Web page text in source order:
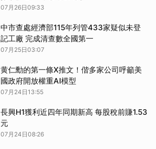
07月26日09:33
中市查處經濟部115年列管433家疑似未登
記工廠 完成清查數全國第一
07月25日03:07
黄仁勳的第一條X推文！偕多家公司呼籲美
國政府開放權重AI模型
07月24日13:55
長興H1獲利近四年同期新高 每股稅前賺1.53
元
07月24日08:26